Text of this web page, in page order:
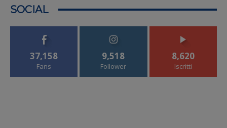
SOCIAL
37,158
Fans
9,518
Follower
8,620
Iscritti